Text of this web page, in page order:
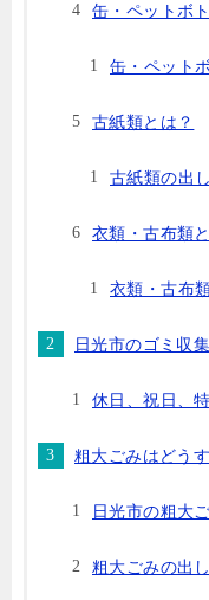
缶・ペットボ
缶・ペット
古紙類とは？
古紙類の出
衣類・古布類
衣類・古布
日光市のゴミ収
休日、祝日、
粗大ごみはどう
日光市の粗大
粗大ごみの出